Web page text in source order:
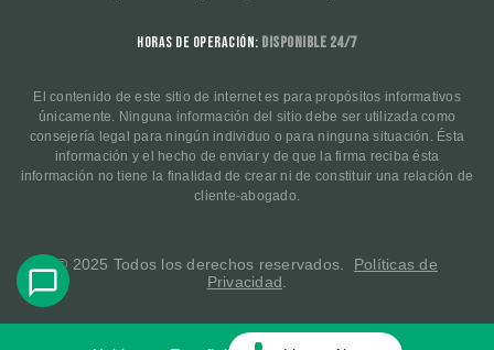
Horas de operación: Disponible 24/7
El contenido de este sitio de internet es para propósitos informativos
únicamente. Ninguna información del sitio debe ser utilizada como
consejería legal para ningún individuo o para ninguna situación. Ésta
información y el hecho de enviar y de que la firma reciba ésta
información no tiene la finalidad de crear ni de constituir una relación de
cliente-abogado.
© 2025 Todos los derechos reservados. Políticas de
Privacidad